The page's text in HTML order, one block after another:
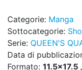
Categorie: Manga
Sottocategorie:
Serie: QUEEN'S
Data di
Formato: 11.5x17.5